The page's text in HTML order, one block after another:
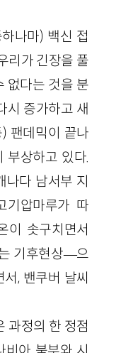
나마) 백신 접
리가 긴장을 풀
없다는 것을 분
시 증가하고 새
팬데믹이 끝나
부상하고 있다.
다 남서부 지
압마루가 따
이 솟구치면서
기후현상—으
, 밴쿠버 날씨
과정의 한 정점